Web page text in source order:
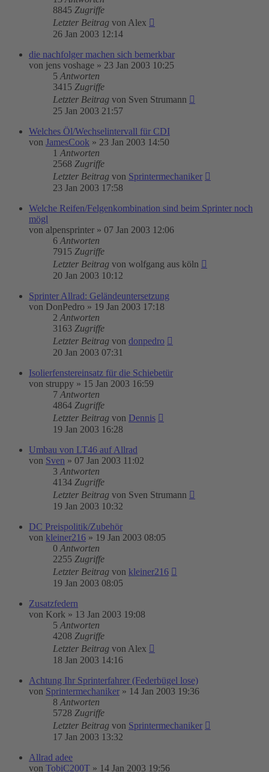
8845 Zugriffe
Letzter Beitrag von Alex
26 Jan 2003 12:14
die nachfolger machen sich bemerkbar
von jens voshage » 23 Jan 2003 10:25
5 Antworten
3415 Zugriffe
Letzter Beitrag von Sven Strumann
25 Jan 2003 21:57
Welches Öl/Wechselintervall für CDI
von JamesCook » 23 Jan 2003 14:50
1 Antworten
2568 Zugriffe
Letzter Beitrag von Sprintermechaniker
23 Jan 2003 17:58
Welche Reifen/Felgenkombination sind beim Sprinter noch
mögl
von alpensprinter » 07 Jan 2003 12:06
6 Antworten
7915 Zugriffe
Letzter Beitrag von wolfgang aus köln
20 Jan 2003 10:12
Sprinter Allrad: Geländeuntersetzung
von DonPedro » 19 Jan 2003 17:18
2 Antworten
3163 Zugriffe
Letzter Beitrag von donpedro
20 Jan 2003 07:31
Isolierfenstereinsatz für die Schiebetür
von struppy » 15 Jan 2003 16:59
7 Antworten
4864 Zugriffe
Letzter Beitrag von Dennis
19 Jan 2003 16:28
Umbau von LT46 auf Allrad
von Sven » 07 Jan 2003 11:02
3 Antworten
4134 Zugriffe
Letzter Beitrag von Sven Strumann
19 Jan 2003 10:32
DC Preispolitik/Zubehör
von kleiner216 » 19 Jan 2003 08:05
0 Antworten
2255 Zugriffe
Letzter Beitrag von kleiner216
19 Jan 2003 08:05
Zusatzfedern
von Kork » 13 Jan 2003 19:08
5 Antworten
4208 Zugriffe
Letzter Beitrag von Alex
18 Jan 2003 14:16
Achtung Ihr Sprinterfahrer (Federbügel lose)
von Sprintermechaniker » 14 Jan 2003 19:36
8 Antworten
5728 Zugriffe
Letzter Beitrag von Sprintermechaniker
17 Jan 2003 13:32
Allrad adee
von TobiC200T » 14 Jan 2003 19:56